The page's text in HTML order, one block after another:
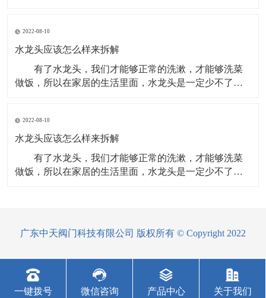
头。现在，越来越多的消费者选购水龙头，都会从材
质、功能、造型等多方面来综合考虑。可根据以下几点
选购。 看
2022-08-10
水龙头应该怎么样来拆解
有了水龙头，我们才能够正常的洗漱，才能够洗菜
做饭，所以在家居的生活里面，水龙头是一定少不了
就来给大家具体的介绍一下。 方法/步骤 准备工
作：在更换水龙头前，小编首先将进水阀关闭掉。进水
2022-08-10
水龙头应该怎么样来拆解
有了水龙头，我们才能够正常的洗漱，才能够洗菜
做饭，所以在家居的生活里面，水龙头是一定少不了
作：在更换水龙头前，小编首先将进水阀关闭掉。进水
阀位于厨
广东中天阀门科技有限公司 版权所有 © Copyright 2022
一键拨号 微信咨询 产品中心 关于我们